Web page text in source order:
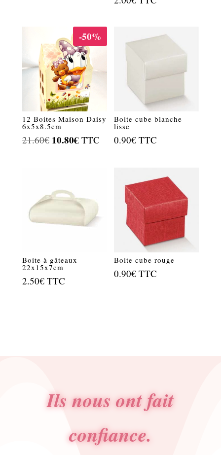
-50%
12 Boites Maison Daisy
6x5x8.5cm
21.60€ Le
21.60€.
10.80€Le
TTC
Boite cube blanche
lisse
0.90€ TTC
Boite à gâteaux
22x15x7cm
2.50€ TTC
Boite cube rouge
0.90€ TTC
Ils nous ont fait
confiance.